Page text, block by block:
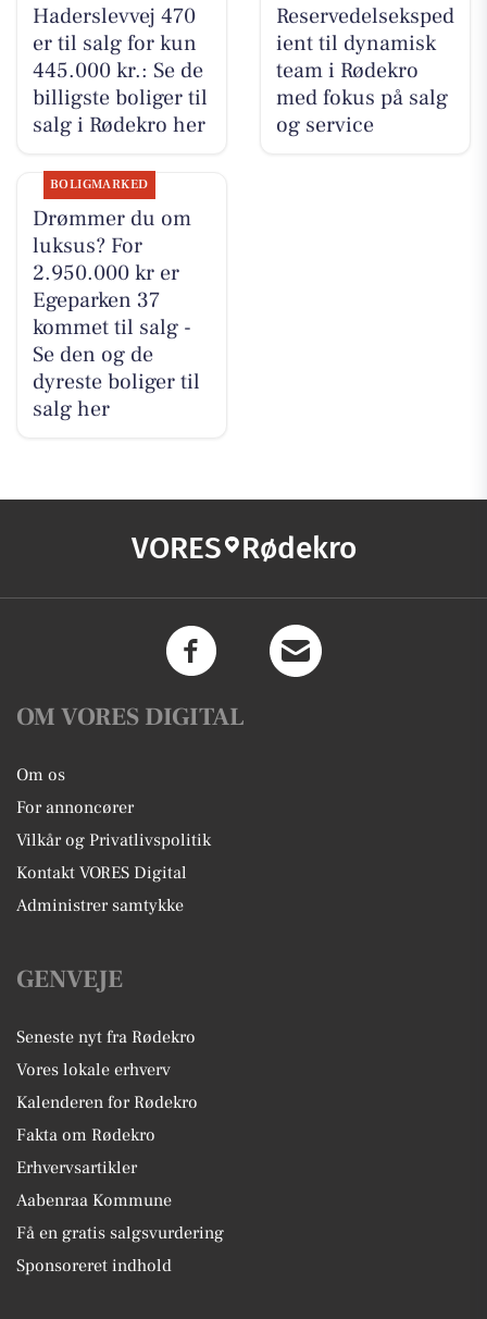
Haderslevvej 470
er til salg for kun
445.000 kr.: Se de
billigste boliger til
salg i Rødekro her
Reservedelseksped
ient til dynamisk
team i Rødekro
med fokus på salg
og service
BOLIGMARKED
Drømmer du om
luksus? For
2.950.000 kr er
Egeparken 37
kommet til salg -
Se den og de
dyreste boliger til
salg her
VORES Rødekro
OM VORES DIGITAL
Om os
For annoncører
Vilkår og Privatlivspolitik
Kontakt VORES Digital
Administrer samtykke
GENVEJE
Seneste nyt fra Rødekro
Vores lokale erhverv
Kalenderen for Rødekro
Fakta om Rødekro
Erhvervsartikler
Aabenraa Kommune
Få en gratis salgsvurdering
Sponsoreret indhold